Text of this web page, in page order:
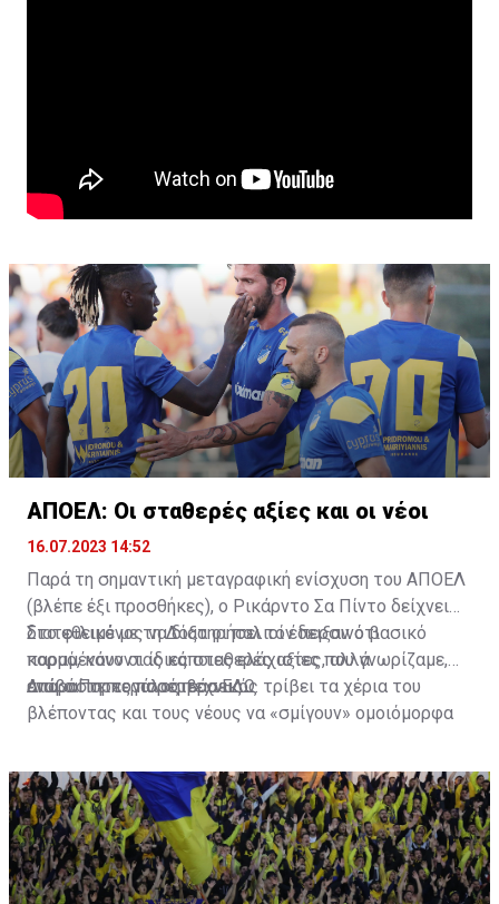
ΑΠΟΕΛ: Οι σταθερές αξίες και οι νέοι
16.07.2023 14:52
Παρά τη σημαντική μεταγραφική ενίσχυση του ΑΠΟΕΛ
(βλέπε έξι προσθήκες), ο Ρικάρντο Σα Πίντο δείχνει
διατεθειμένος να διατηρήσει τον περσινό βασικό
κορμό, κάνοντας κάποιες ελάχιστες, αλλά
απαραίτητες παρεμβάσεις.
Στο φιλικό με τη Δόξα οι παλιοί έδειξαν ότι
παραμένουν οι ίδιες σταθερές αξίες που γνωρίζαμε,
ενώ ο Πορτογάλος τεχνικός τρίβει τα χέρια του
βλέποντας και τους νέους να «σμίγουν» ομοιόμορφα
Διαβάστε περισσότεραΕΔΩ.